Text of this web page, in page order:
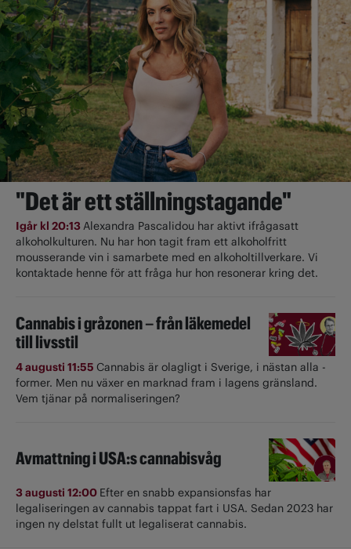
"Det är ett ställningstagande"
Igår kl 20:13Alexandra Pascalidou har aktivt ifrågasatt
alkoholkulturen. Nu har hon tagit fram ett alkoholfritt
mousserande vin i samarbete med en alkoholtillverkare. Vi
kontaktade henne för att fråga hur hon resonerar kring det.
Cannabis i gråzonen – från läkemedel
till livsstil
4 augusti 11:55 Cannabis är olagligt i ­Sverige, i nästan alla ­
former. Men nu växer en marknad fram i lagens gränsland.
Vem tjänar på normaliseringen?
Avmattning i USA:s cannabisvåg
3 augusti 12:00 Efter en snabb expansionsfas har
legaliseringen av cannabis tappat fart i USA. Sedan 2023 har
ingen ny delstat fullt ut ­legaliserat cannabis.